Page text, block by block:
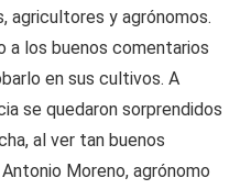
agricultores y agrónomos.
a los buenos comentarios
en sus cultivos. A
se quedaron sorprendidos
al ver tan buenos
Moreno, agrónomo